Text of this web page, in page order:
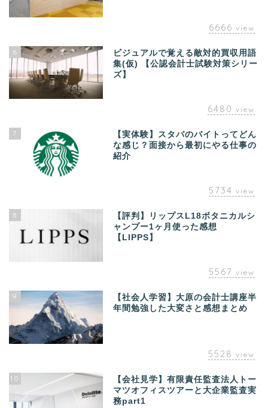
6666 view
6
ビジュアルで覚える敵対的買収用語
集(仮) 【公認会計士試験対策シリー
ズ】
6480 view
7
【実体験】スタバのバイトってどん
な感じ？面接から最初にやる仕事の
紹介
5734 view
8
【評判】リップスL18ボタニカルシ
ャンプー1ヶ月使った感想
【LIPPS】
5567 view
9
【社会人学習】大原の会計士講座半
年間勉強した大変さと感想まとめ
5528 view
10
【会社見学】有限責任監査法人トー
マツオフィスツアーと大企業監査実
務part1